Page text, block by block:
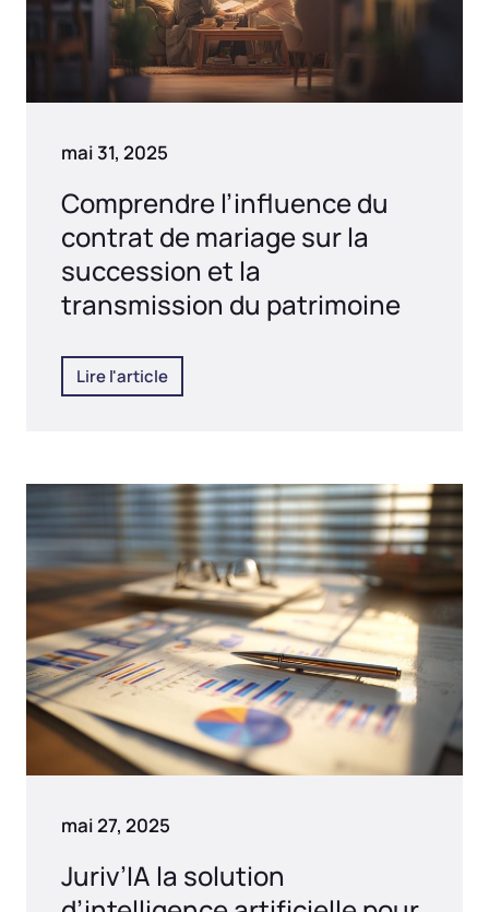
mai 31, 2025
Comprendre l’influence du
contrat de mariage sur la
succession et la
transmission du patrimoine
Lire l'article
mai 27, 2025
Juriv’IA la solution